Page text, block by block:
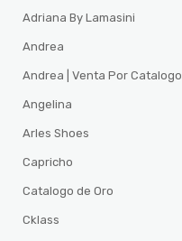
Adriana By Lamasini
Andrea
Andrea | Venta Por Catalogo
Angelina
Arles Shoes
Capricho
Catalogo de Oro
Cklass